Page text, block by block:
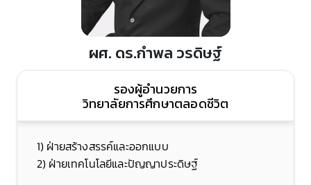
ผศ. ดร.กำพล วรดิษฐ์
รองผู้อำนวยการ
วิทยาลัยการศึกษาตลอดชีวิต
1) ฝ่ายสร้างสรรค์และออกแบบ
2) ฝ่ายเทคโนโลยีและปัญญาประดิษฐ์